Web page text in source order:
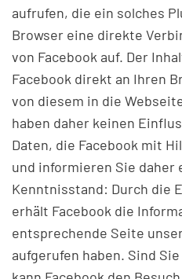
aufrufen, die ein solches
Browser eine direkte
von Facebook auf. Der
Facebook direkt an Ihren
von diesem in die
haben daher keinen
Daten, die Facebook mit
und informieren Sie daher
Kenntnisstand: Durch die
erhält Facebook die
entsprechende Seite
aufgerufen haben. Sind